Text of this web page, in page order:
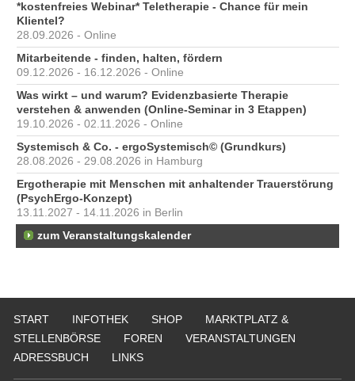
*kostenfreies Webinar* Teletherapie - Chance für mein
Klientel?
28.09.2026 - Online
Mitarbeitende - finden, halten, fördern
09.12.2026 - 16.12.2026 - Online
Was wirkt – und warum? Evidenzbasierte Therapie
verstehen & anwenden (Online-Seminar in 3 Etappen)
19.10.2026 - 02.11.2026 - Online
Systemisch & Co. - ergoSystemisch© (Grundkurs)
28.08.2026 - 29.08.2026 in Hamburg
Ergotherapie mit Menschen mit anhaltender Trauerstörung
(PsychErgo-Konzept)
13.11.2027 - 14.11.2026 in Berlin
zum Veranstaltungskalender
START INFOTHEK SHOP
MARKTPLATZ &
STELLENBÖRSE
FOREN
VERANSTALTUNGEN
ADRESSBUCH
LINKS